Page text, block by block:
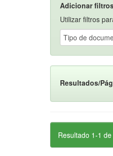
Adicionar
Utilizar filtros
Resultados/
Resultado 1-1 de